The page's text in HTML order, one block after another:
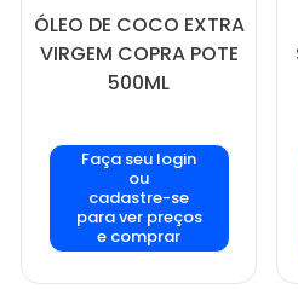
ÓLEO DE COCO EXTRA
VIRGEM COPRA POTE
500ML
Faça seu login
ou
cadastre-se
para ver preços
e comprar